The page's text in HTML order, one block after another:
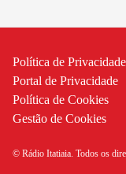
Política de Privacidade
Portal de Privacidade
Política de Cookies
Gestão de Cookies
© Rádio Itatiaia. Todos os